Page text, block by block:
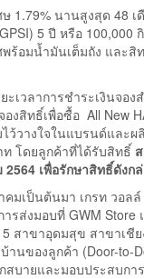
ษ 1.79% นานสูงสุด 48
5 ปี หรือ 100,000
ร้อมน้ำมันเต็มถัง และสิ
เวลาการชำระเงินจอง
สิทธิ์เพื่อซื้อ All New
ว้วางใจในแบรนด์และ
ท โดยลูกค้าที่ได้รับสิทธิ์
เพื่อรักษาสิทธิ์ดังก
มเป็นต้นมา เกรท วอลล์
ารส่งมอบที่ GWM Store
สาขาอุดมสุข สาขาเชี
นของลูกค้า (Door-to-
สบายและมอบประสบก